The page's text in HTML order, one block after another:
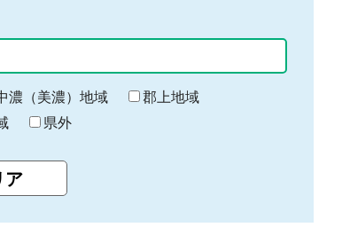
濃（美濃）地域
郡上地域
県外